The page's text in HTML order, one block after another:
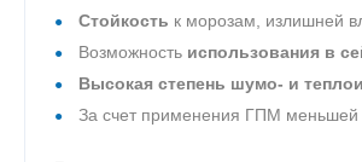
Стойкость к морозам, излишней
Возможность использования в
Высокая степень шумо- и
За счет применения ГПМ меньшей